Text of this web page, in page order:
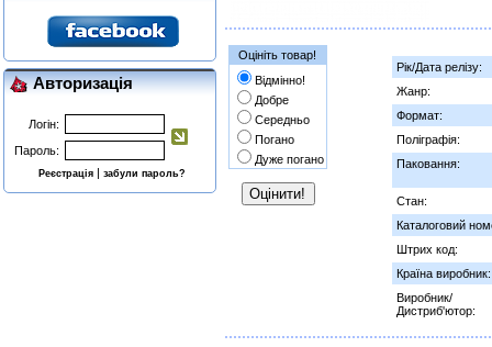
Авторизація
Логін:
Пароль:
Реєстрація |забули пароль?
Оцініть товар!
Відмінно!
Добре
Середньо
Погано
Дуже погано
Рік/Дата релізу:
Жанр:
Формат:
Поліграфія:
Паковання:
Стан:
Каталоговий
Штрих код:
Країна виробник:
Виробник/
Дистриб'ютор: